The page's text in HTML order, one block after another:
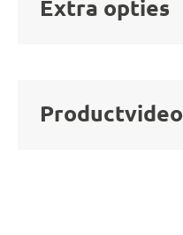
Extra opties
Productvideo